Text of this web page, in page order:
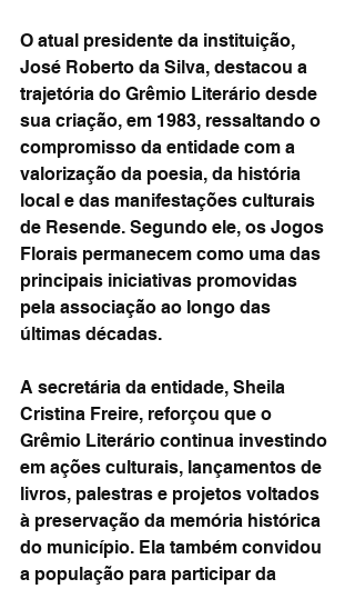
O atual presidente da instituição,
José Roberto da Silva, destacou a
trajetória do Grêmio Literário desde
sua criação, em 1983, ressaltando o
compromisso da entidade com a
valorização da poesia, da história
local e das manifestações culturais
de Resende. Segundo ele, os Jogos
Florais permanecem como uma das
principais iniciativas promovidas
pela associação ao longo das
últimas décadas.
A secretária da entidade, Sheila
Cristina Freire, reforçou que o
Grêmio Literário continua investindo
em ações culturais, lançamentos de
livros, palestras e projetos voltados
à preservação da memória histórica
do município. Ela também convidou
a população para participar da